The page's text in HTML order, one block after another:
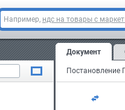
Например, ндс на товары с
Документ